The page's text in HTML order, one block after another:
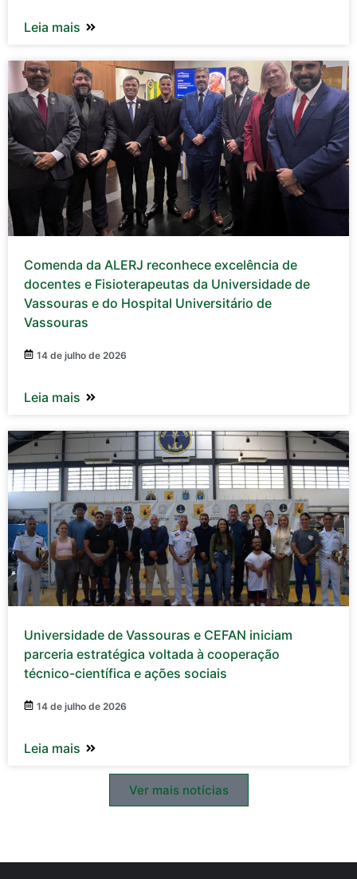
Leia mais
Comenda da ALERJ reconhece excelência de
docentes e Fisioterapeutas da Universidade de
Vassouras e do Hospital Universitário de
Vassouras
14 de julho de 2026
Leia mais
Universidade de Vassouras e CEFAN iniciam
parceria estratégica voltada à cooperação
técnico-científica e ações sociais
14 de julho de 2026
Leia mais
Ver mais notícias